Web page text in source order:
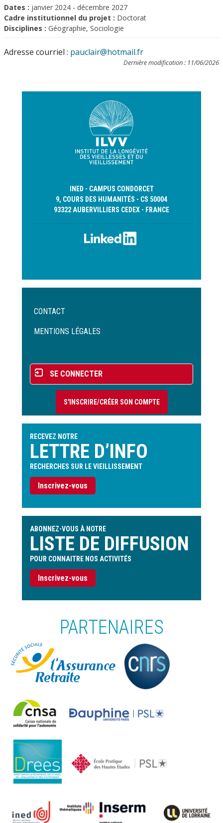
Dates : janvier 2024 - décembre 2027
Cadre institutionnel du projet : Doctorat
Disciplines : Géographie, Sociologie
Adresse courriel : pauclair@hotmail.fr
Dernière modification : 11/06/2026
INED - CAMPUS CONDORCET
9, COURS DES HUMANITÉS - CS 50004
93322 AUBERVILLIERS CEDEX - FRANCE
Menu
de
CONTACT
MENTIONS LÉGALES
Menu
du
compte
l'utilisateur
SE CONNECTER
S'INSCRIRE/CRÉER SON COMPTE
RECEVEZ NOTRE
LETTRE D’INFO
RECHERCHES SUR LE VIEILLISSEMENT
Inscrivez-vous
ABONNEZ-VOUS À NOTRE
LISTE DE DIFFUSION
POUR CONNAITRE NOS ACTIVITÉS
Inscrivez-vous
PARTENAIRES